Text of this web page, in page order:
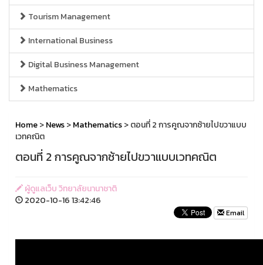
Tourism Management
International Business
Digital Business Management
Mathematics
Home>News>Mathematics> ตอนที่ 2 การคูณจากซ้ายไปขวาแบบ
เวทคณิต
ตอนที่ 2 การคูณจากซ้ายไปขวาแบบเวทคณิต
ผู้ดูแลเว็บ วิทยาลัยนานาชาติ
2020-10-16 13:42:46
Email